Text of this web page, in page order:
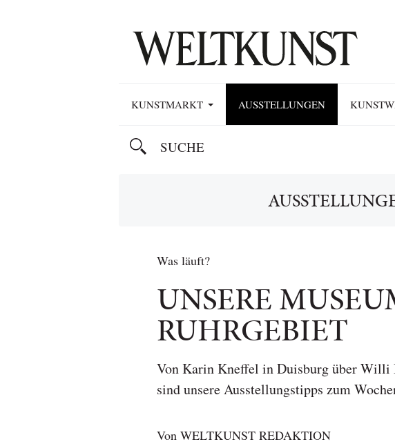
KUNSTMARKT AUSSTELLUNGEN
Was läuft?
UNSERE
RUHRGEBIET
Von Karin Kneffel in Duisburg über Willi
sind unsere Ausstellungstipps zum
Von WELTKUNST REDAKTION